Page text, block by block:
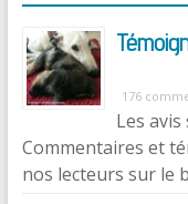
176
Les
Commentaires et
nos lecteurs sur le